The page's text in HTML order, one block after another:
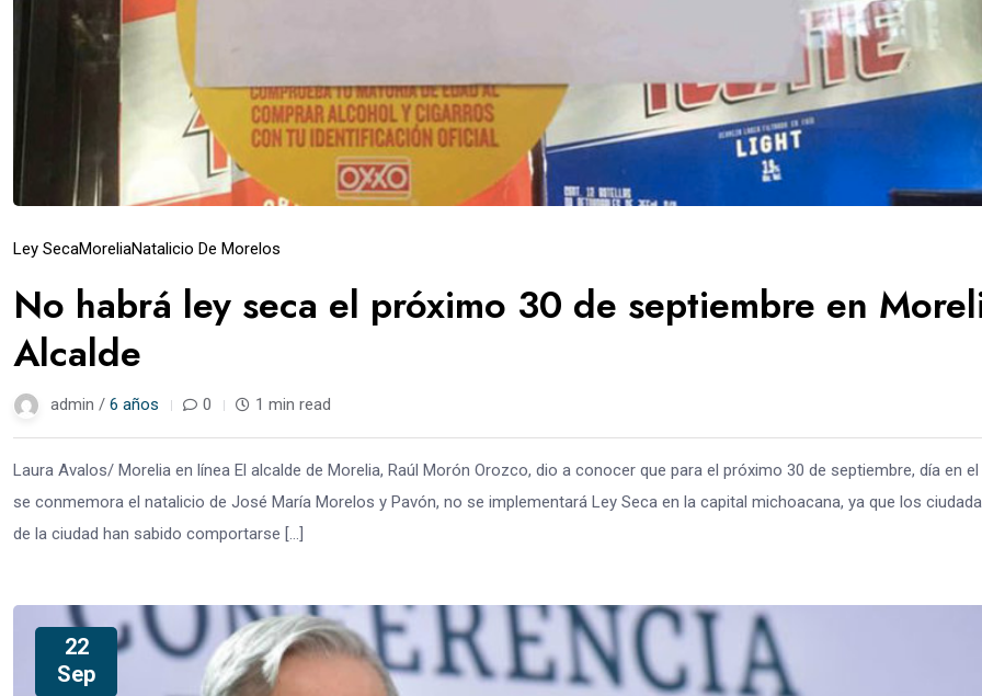
Ley SecaMoreliaNatalicio De Morelos
No habrá ley seca el próximo 30 de septiembre en
Alcalde
admin / 6 años 0 1 min read
Laura Avalos/ Morelia en línea El alcalde de Morelia, Raúl Morón Orozco, dio a conocer que para el próximo 30 de septiembre, día en el
se conmemora el natalicio de José María Morelos y Pavón, no se implementará Ley Seca en la capital michoacana, ya que los
de la ciudad han sabido comportarse […]
22
Sep